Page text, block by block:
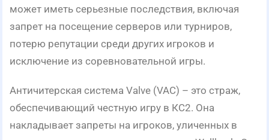
может иметь серьезные последствия, включая
запрет на посещение серверов или турниров,
потерю репутации среди других игроков и
исключение из соревновательной игры.
Античитерская система Valve (VAC) – это страж,
обеспечивающий честную игру в КС2. Она
накладывает запреты на игроков, уличенных в